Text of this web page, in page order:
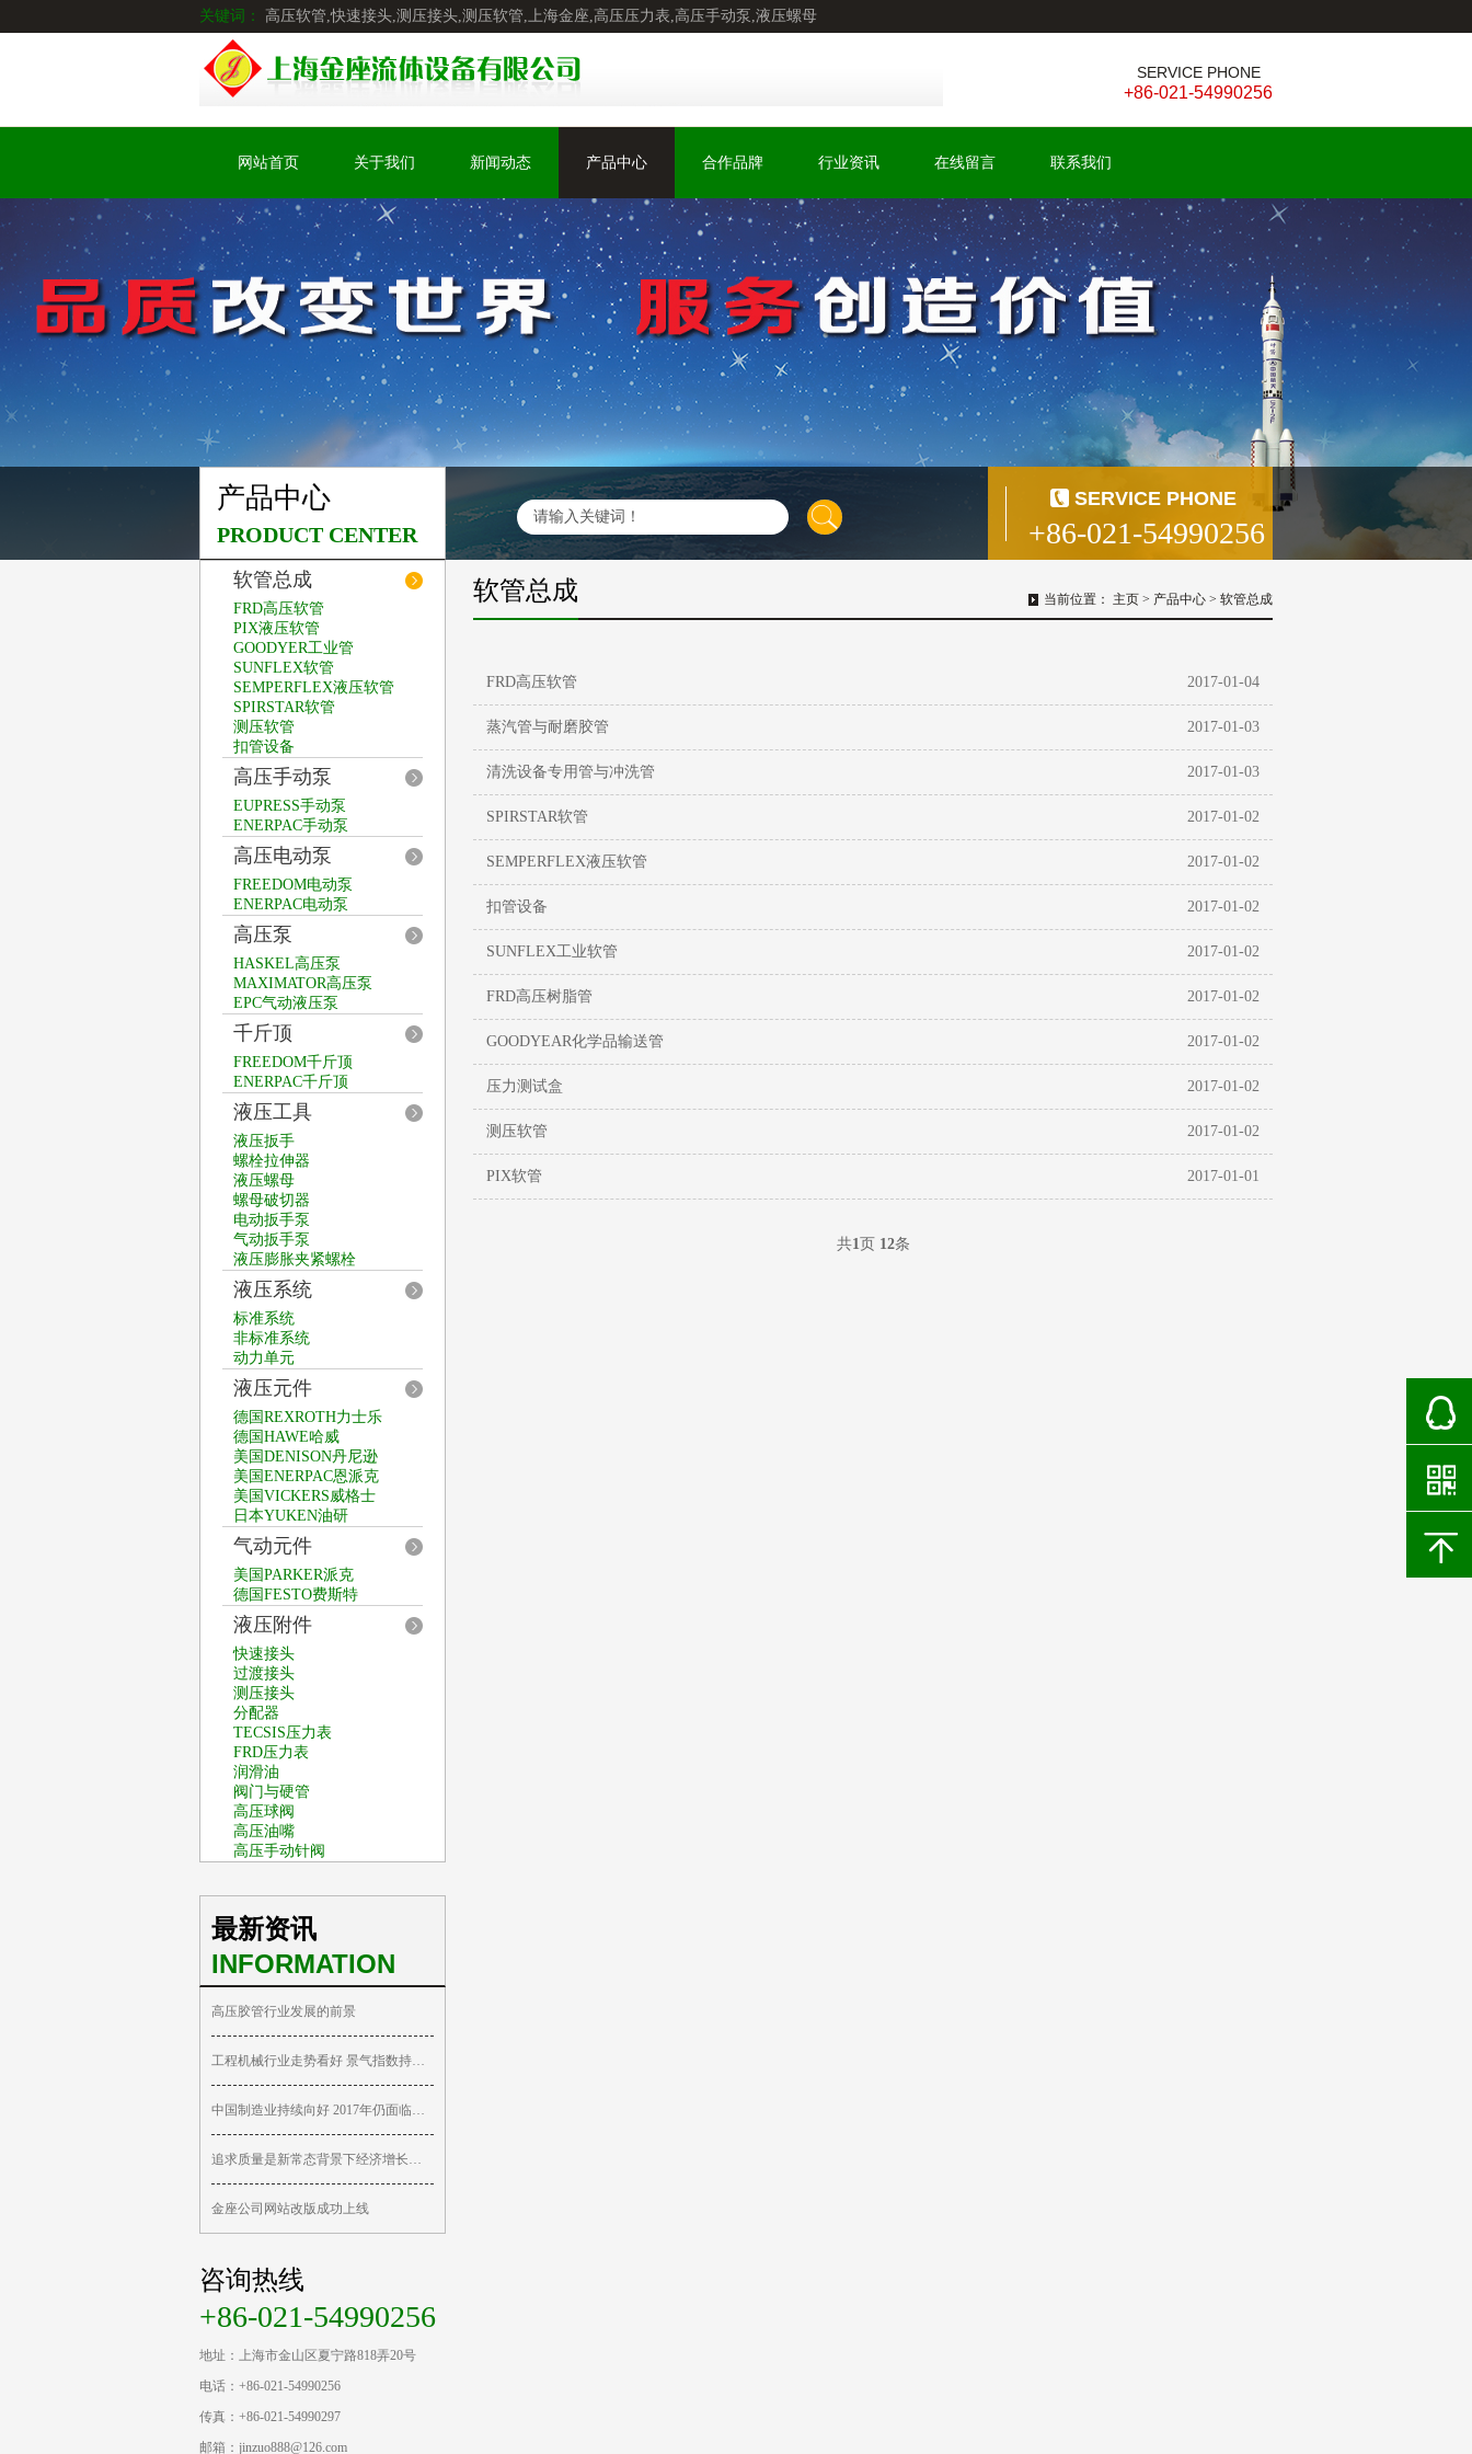
关键词： 高压软管,快速接头,测压接头,测压软管,上海金座,高压压力表,高压手动泵,液压螺母
SERVICE PHONE
+86-021-54990256
网站首页 关于我们 新闻动态 产品中心 合作品牌 行业资讯 在线留言 联系我们
产品中心
PRODUCT CENTER
SERVICE PHONE
+86-021-54990256
软管总成
FRD高压软管
PIX液压软管
GOODYER工业管
SUNFLEX软管
SEMPERFLEX液压软管
SPIRSTAR软管
测压软管
扣管设备
高压手动泵
EUPRESS手动泵
ENERPAC手动泵
高压电动泵
FREEDOM电动泵
ENERPAC电动泵
高压泵
HASKEL高压泵
MAXIMATOR高压泵
EPC气动液压泵
千斤顶
FREEDOM千斤顶
ENERPAC千斤顶
液压工具
液压扳手
螺栓拉伸器
液压螺母
螺母破切器
电动扳手泵
气动扳手泵
液压膨胀夹紧螺栓
液压系统
标准系统
非标准系统
动力单元
液压元件
德国REXROTH力士乐
德国HAWE哈威
美国DENISON丹尼逊
美国ENERPAC恩派克
美国VICKERS威格士
日本YUKEN油研
气动元件
美国PARKER派克
德国FESTO费斯特
液压附件
快速接头
过渡接头
测压接头
分配器
TECSIS压力表
FRD压力表
润滑油
阀门与硬管
高压球阀
高压油嘴
高压手动针阀
最新资讯
INFORMATION
高压胶管行业发展的前景
工程机械行业走势看好 景气指数持续回升
中国制造业持续向好 2017年仍面临重重挑战
追求质量是新常态背景下经济增长的关键
金座公司网站改版成功上线
咨询热线
+86-021-54990256
地址：上海市金山区夏宁路818弄20号
电话：+86-021-54990256
传真：+86-021-54990297
邮箱：jinzuo888@126.com
软管总成 当前位置： 主页 > 产品中心 > 软管总成
FRD高压软管 2017-01-04
蒸汽管与耐磨胶管 2017-01-03
清洗设备专用管与冲洗管 2017-01-03
SPIRSTAR软管 2017-01-02
SEMPERFLEX液压软管 2017-01-02
扣管设备 2017-01-02
SUNFLEX工业软管 2017-01-02
FRD高压树脂管 2017-01-02
GOODYEAR化学品输送管 2017-01-02
压力测试盒 2017-01-02
测压软管 2017-01-02
PIX软管 2017-01-01
共1页 12条